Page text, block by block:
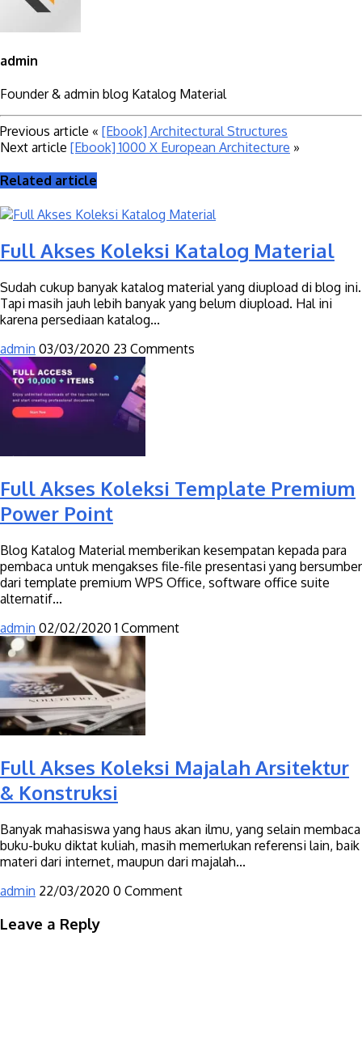
admin
Founder & admin blog Katalog Material
Previous article « [Ebook] Architectural Structures
Next article [Ebook] 1000 X European Architecture »
Related article
Full Akses Koleksi Katalog Material
Sudah cukup banyak katalog material yang diupload di blog ini.
Tapi masih jauh lebih banyak yang belum diupload. Hal ini
karena persediaan katalog...
admin 03/03/2020 23 Comments
Full Akses Koleksi Template Premium
Power Point
Blog Katalog Material memberikan kesempatan kepada para
pembaca untuk mengakses file-file presentasi yang bersumber
dari template premium WPS Office, software office suite
alternatif...
admin 02/02/2020 1 Comment
Full Akses Koleksi Majalah Arsitektur
& Konstruksi
Banyak mahasiswa yang haus akan ilmu, yang selain membaca
buku-buku diktat kuliah, masih memerlukan referensi lain, baik
materi dari internet, maupun dari majalah...
admin 22/03/2020 0 Comment
Leave a Reply